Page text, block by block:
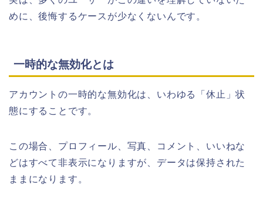
めに、後悔するケースが少なくないんです。
一時的な無効化とは
アカウントの一時的な無効化は、いわゆる「休止」状
態にすることです。
この場合、プロフィール、写真、コメント、いいねな
どはすべて非表示になりますが、データは保持された
ままになります。